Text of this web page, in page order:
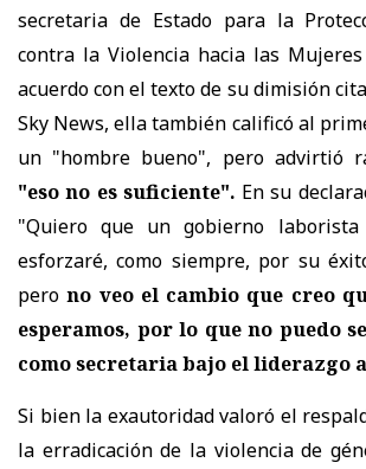
secretaria de Estado para la
contra la Violencia hacia las
acuerdo con el texto de su dimisión
Sky News, ella también calificó al
un "hombre bueno", pero advirtió
"eso no es suficiente". En su
"Quiero que un gobierno
esforzaré, como siempre, por su
perono veo el cambio que creo
esperamos, por lo que no puedo
como secretaria bajo el liderazgo
Si bien la exautoridad valoró el
la erradicación de la violencia de